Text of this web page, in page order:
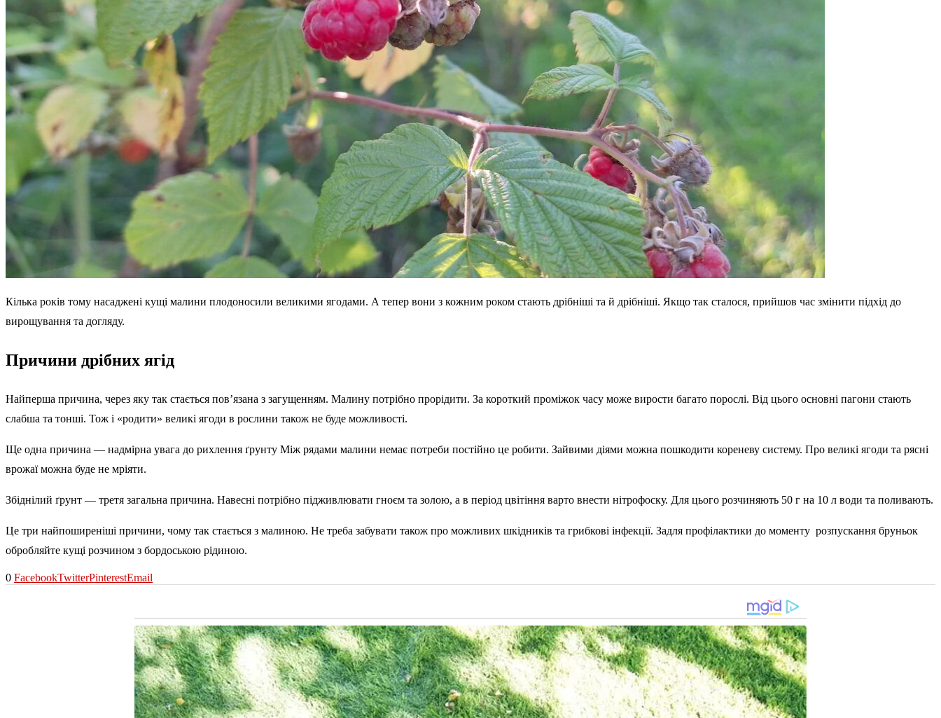
Кілька років тому насаджені кущі малини плодоносили великими ягодами. А тепер вони з кожним роком стають дрібніші та й дрібніші. Якщо так сталося, прийшов час змінити підхід до
вирощування та догляду.
Причини дрібних ягід
Найперша причина, через яку так стається пов’язана з загущенням. Малину потрібно прорідити. За короткий проміжок часу може вирости багато порослі. Від цього основні пагони стають
слабша та тонші. Тож і «родити» великі ягоди в рослини також не буде можливості.
Ще одна причина — надмірна увага до рихлення ґрунту Між рядами малини немає потреби постійно це робити. Зайвими діями можна пошкодити кореневу систему. Про великі ягоди та рясні
врожаї можна буде не мріяти.
Збіднілий ґрунт — третя загальна причина. Навесні потрібно підживлювати гноєм та золою, а в період цвітіння варто внести нітрофоску. Для цього розчиняють 50 г на 10 л води та поливають.
Це три найпоширеніші причини, чому так стається з малиною. Не треба забувати також про можливих шкідників та грибкові інфекції. Задля профілактики до моменту розпускання бруньок
обробляйте кущі розчином з бордоською рідиною.
0 FacebookTwitterPinterestEmail